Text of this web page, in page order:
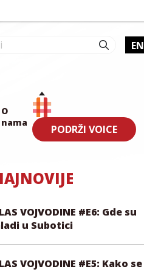
EN
O
nama
PODRŽI VOICE
VOJVODINE #E6: Gde su
u Subotici
VOJVODINE #E5: Kako se